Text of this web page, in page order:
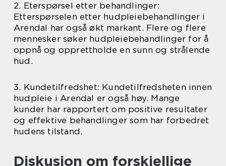
2. Eterspørsel etter behandlinger:
Etterspørselen etter hudpleiebehandlinger i
Arendal har også økt markant. Flere og flere
mennesker søker hudpleiebehandlinger for å
oppnå og opprettholde en sunn og strålende
hud.
3. Kundetilfredshet: Kundetilfredsheten innen
hudpleie i Arendal er også høy. Mange
kunder har rapportert om positive resultater
og effektive behandlinger som har forbedret
hudens tilstand.
Diskusjon om forskjellige